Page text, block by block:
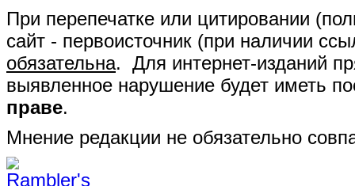
При перепечатке или цитировании
сайт - первоисточник (при наличии
обязательна. Для интернет-изданий
выявленное нарушение будет иметь
праве.
Мнение редакции не обязательно